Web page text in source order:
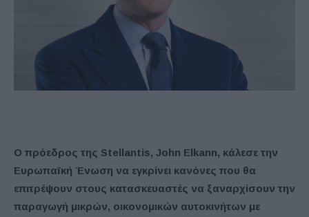
Ο πρόεδρος της Stellantis, John Elkann, κάλεσε την
Ευρωπαϊκή Ένωση να εγκρίνει κανόνες που θα
επιτρέψουν στους κατασκευαστές να ξαναρχίσουν την
παραγωγή μικρών, οικονομικών αυτοκινήτων με